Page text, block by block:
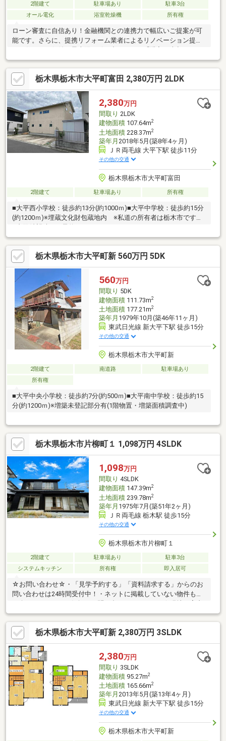
2階建て 駐車場あり
駐車3台
オール電化
浴室乾燥機 所有権
ローン審査に自信あり！金融機関との連携力で幅広いご提案が可
能です。さらに、提携リフォーム業者によるリノベーション提案
ォーム」すべて当社にお任せください。
栃木県栃木市大平町富田 2,380万円 2LDK
2,380万円
間取り 2LDK
建物面積107.64m2
土地面積228.37m2
築年月 2018年5月(築8年4ヶ月)
ＪＲ両毛線 大平下駅 徒歩11分
その他の交通
栃木県栃木市大平町富田
2階建て 駐車場あり 所有権
■大平西小学校：徒歩約13分(約1000ｍ)■大平中学校：徒歩約15分
(約1200ｍ)※埋蔵文化財包蔵地内 ※私道の所有者は栃木市です。
栃木県栃木市大平町新 560万円 5DK
560万円
間取り 5DK
建物面積111.73m2
土地面積177.21m2
築年月 1979年10月(築46年11ヶ月)
東武日光線 新大平下駅 徒歩15分
その他の交通
栃木県栃木市大平町新
2階建て 南道路
駐車場あり
所有権
■大平中央小学校：徒歩約7分(約500ｍ)■大平南中学校：徒歩約15
分(約1200ｍ)※増築未登記部分有(1階物置・増築面積調査中)
栃木県栃木市片柳町１ 1,098万円 4SLDK
1,098万円
間取り 4SLDK
建物面積147.39m2
土地面積239.78m2
築年月 1975年7月(築51年2ヶ月)
ＪＲ両毛線 栃木駅 徒歩15分
その他の交通
栃木県栃木市片柳町１
2階建て 駐車場あり
駐車3台
システムキッチン
所有権 即入居可
☆お問い合わせ☆・「見学予約する」「資料請求する」からのお
問い合わせは24時間受付中！・ネットに掲載していない物件もご
について☆・平日や夜の時間帯のご案内も可能！・ご自宅や最寄
り駅など、ご指定の場所まで送迎します！☆個別相談会☆・住宅
ローン・資金のご相談をしたい方も大歓迎◎・他社様で住宅ロー
ンが難しいと言われた方！・転職後で審査に不安がある方！・お
借入れがある方（車／カード／キャッシング／リボ）等不動産の
プロ『株式会社MINATO』が後悔のないマイホーム選びの為に全
力でお家探しをサポートさせて頂きます！
栃木県栃木市大平町新 2,380万円 3SLDK
2,380万円
間取り 3SLDK
建物面積95.27m2
土地面積165.66m2
築年月 2013年5月(築13年4ヶ月)
東武日光線 新大平下駅 徒歩15分
その他の交通
栃木県栃木市大平町新